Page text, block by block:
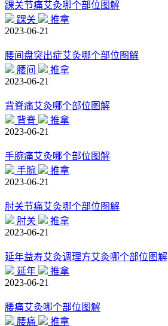
踝关节痛艾灸哪个部位图解
踝关
推拿
2023-06-21
腰间盘突出症艾灸哪个部位图解
腰间
推拿
2023-06-21
背脊痛艾灸哪个部位图解
背脊
推拿
2023-06-21
手腕痛艾灸哪个部位图解
手腕
推拿
2023-06-21
肘关节痛艾灸哪个部位图解
肘关
推拿
2023-06-21
延年益寿艾灸调理方艾灸哪个部位图解
延年
推拿
2023-06-21
腰痛艾灸哪个部位图解
腰痛
推拿